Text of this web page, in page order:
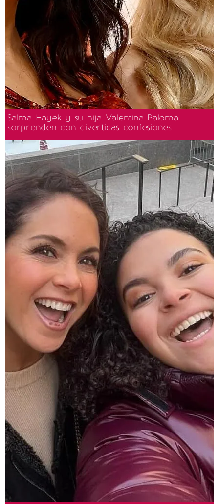
Salma Hayek y su hija Valentina Paloma
sorprenden con divertidas confesiones